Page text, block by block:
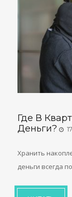
Где В
Деньги?
Хранить
деньги всегда